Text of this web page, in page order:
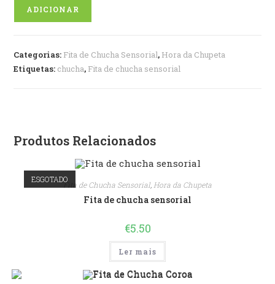
chucha
ADICIONAR
Categorias: Fita de Chucha Sensorial, Hora da Chupeta
Etiquetas: chucha, Fita de chucha sensorial
Produtos Relacionados
ESGOTADO
Fita de Chucha Sensorial Hora da Chupeta
Fita de chucha sensorial
€5.50
Ler mais